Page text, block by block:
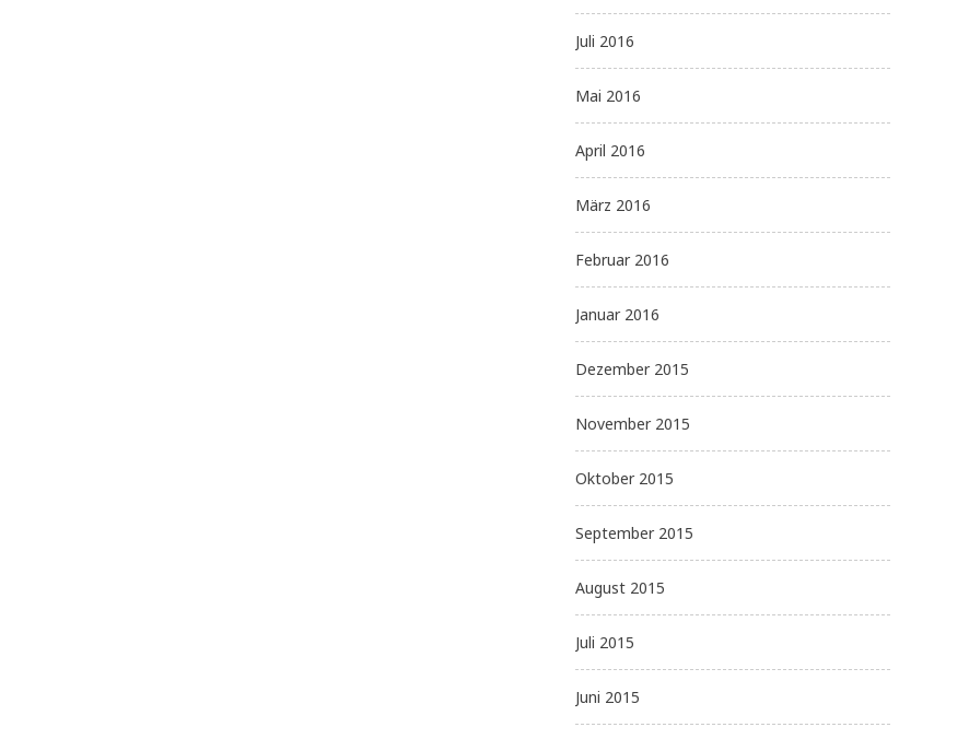
Juli 2016
Mai 2016
April 2016
März 2016
Februar 2016
Januar 2016
Dezember 2015
November 2015
Oktober 2015
September 2015
August 2015
Juli 2015
Juni 2015